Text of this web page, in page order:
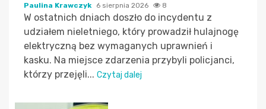
Paulina Krawczyk 6 sierpnia 2026 8
W ostatnich dniach doszło do incydentu z
udziałem nieletniego, który prowadził hulajnogę
elektryczną bez wymaganych uprawnień i
kasku. Na miejsce zdarzenia przybyli policjanci,
którzy przejęli... Czytaj dalej